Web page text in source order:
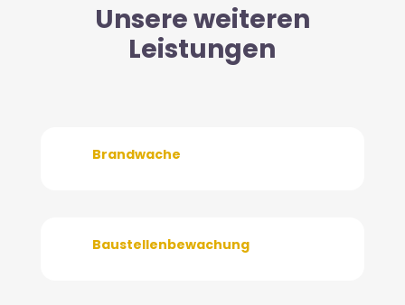
Unsere weiteren
Leistungen
Brandwache
Baustellenbewachung